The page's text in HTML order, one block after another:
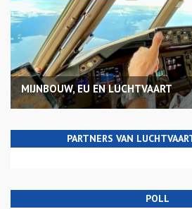
MIJNBOUW, EU EN LUCHTVAART
PARTNERS VAN
POLL